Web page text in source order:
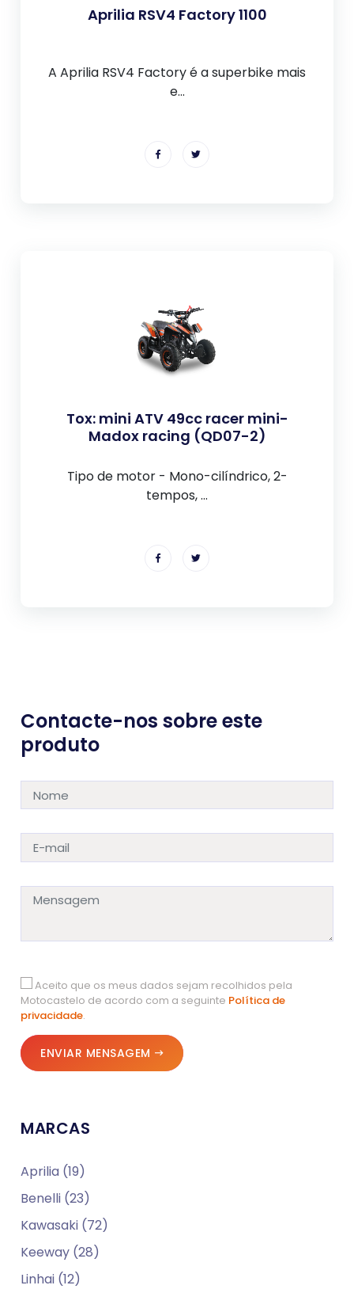
Aprilia RSV4 Factory 1100
A Aprilia RSV4 Factory é a superbike mais
e...
Tox: mini ATV 49cc racer mini-
Madox racing (QD07-2)
Tipo de motor - Mono-cilíndrico, 2-
tempos, ...
Contacte-nos sobre este
produto
Aceito que os meus dados sejam recolhidos pela
Motocastelo de acordo com a seguinte Política de
privacidade.
ENVIAR MENSAGEM
MARCAS
Aprilia (19)
Benelli (23)
Kawasaki (72)
Keeway (28)
Linhai (12)